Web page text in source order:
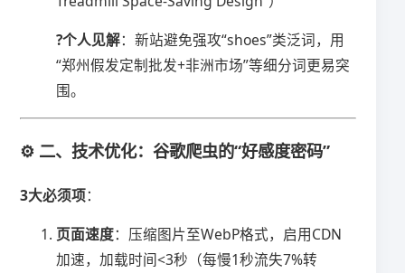
​?个人见解​​：新站避免强攻“shoes”类泛词，用
“郑州假发定制批发+非洲市场”等细分词更易突
围。
⚙️ 二、技术优化：谷歌爬虫的“好感度密码”
​3大必须项​​：
​页面速度​​：压缩图片至WebP格式，启用CDN
加速，加载时间<3秒（每慢1秒流失7%转